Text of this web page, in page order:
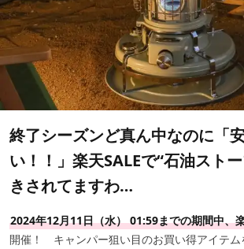
終了シーズンど真ん中なのに「
い！！」楽天SALEで“石油スト
きされてますわ…
2024年12月11日（水） 01:59までの期間中、
開催！ キャンパー狙い目のお買い得アイテム